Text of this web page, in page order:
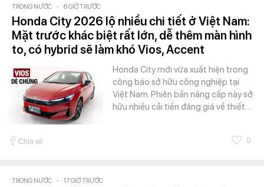
TRONG NƯỚC - 6 GIỜ TRƯỚC
Honda City 2026 lộ nhiều chi tiết ở Việt Nam:
Mặt trước khác biệt rất lớn, dễ thêm màn hình
to, có hybrid sẽ làm khó Vios, Accent
Honda City mới vừa xuất hiện trong
công báo sở hữu công nghiệp tại
Việt Nam. Phiên bản nâng cấp này sở
hữu nhiều cải tiến đáng giá về thiết…
Chia sẻ 0
TRONG NƯỚC - 17 GIỜ TRƯỚC